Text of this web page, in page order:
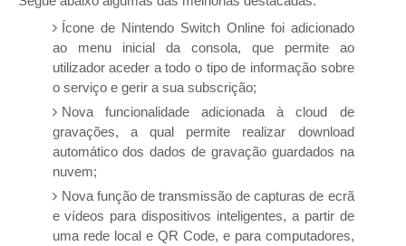
Ícone de Nintendo Switch Online foi adicionado
ao menu inicial da consola, que permite ao
utilizador aceder a todo o tipo de informação sobre
o serviço e gerir a sua subscrição;
Nova funcionalidade adicionada à cloud de
gravações, a qual permite realizar download
automático dos dados de gravação guardados na
nuvem;
Nova função de transmissão de capturas de ecrã
e vídeos para dispositivos inteligentes, a partir de
uma rede local e QR Code, e para computadores,